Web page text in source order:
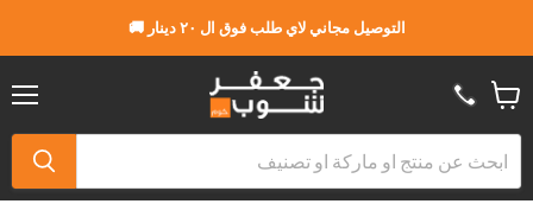
التوصيل مجاني لاي طلب فوق ال ٢٠ دينار 🚚
التسو